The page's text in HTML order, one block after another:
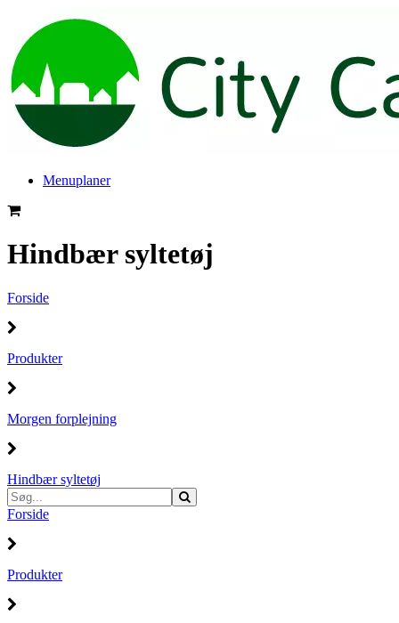
Menuplaner
Hindbær syltetøj
Forside
Produkter
Morgen forplejning
Hindbær syltetøj
Forside
Produkter